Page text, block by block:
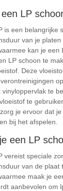
LP
is een belangrijke
van je
kan je een
LP schoon te
Deze
te
te
je ervoor dat je
bij het afspelen.
een LP
vereist speciale
van de plaat
maak je
aanbevolen om